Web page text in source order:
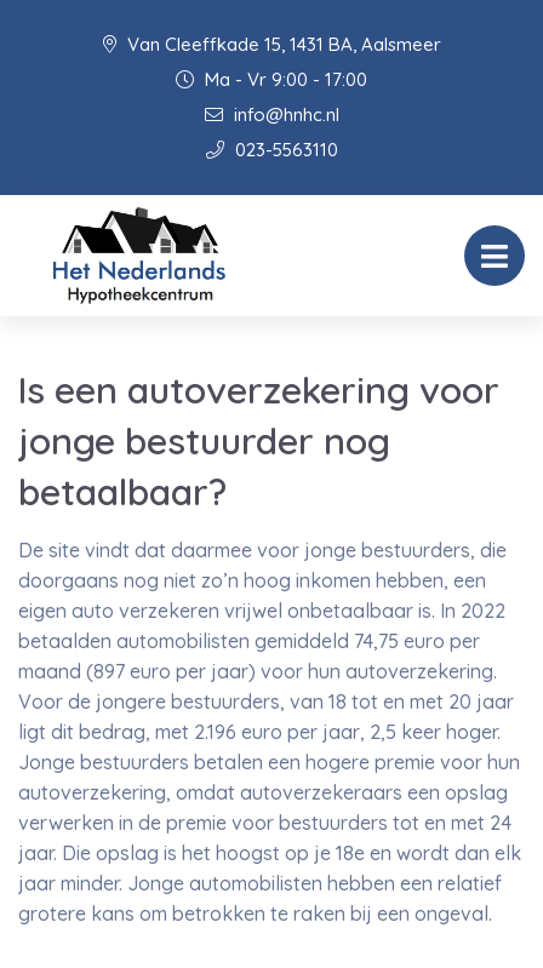
Van Cleeffkade 15, 1431 BA, Aalsmeer
Ma - Vr 9:00 - 17:00
info@hnhc.nl
023-5563110
Is een autoverzekering voor
jonge bestuurder nog
betaalbaar?
De site vindt dat daarmee voor jonge bestuurders, die
doorgaans nog niet zo’n hoog inkomen hebben, een
eigen auto verzekeren vrijwel onbetaalbaar is. In 2022
betaalden automobilisten gemiddeld 74,75 euro per
maand (897 euro per jaar) voor hun autoverzekering.
Voor de jongere bestuurders, van 18 tot en met 20 jaar
ligt dit bedrag, met 2.196 euro per jaar, 2,5 keer hoger.
Jonge bestuurders betalen een hogere premie voor hun
autoverzekering, omdat autoverzekeraars een opslag
verwerken in de premie voor bestuurders tot en met 24
jaar. Die opslag is het hoogst op je 18e en wordt dan elk
jaar minder. Jonge automobilisten hebben een relatief
grotere kans om betrokken te raken bij een ongeval.